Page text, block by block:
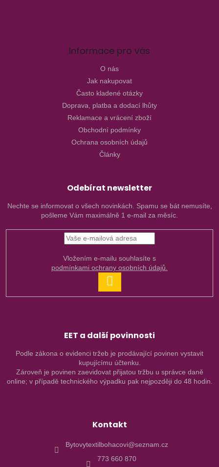
Informace pro vás
O nás
Jak nakupovat
Často kladené otázky
Doprava, platba a dodací lhůty
Reklamace a vrácení zboží
Obchodní podmínky
Ochrana osobních údajů
Články
Odebírat newsletter
Nechte se informovat o všech novinkách. Spamu se bát nemusíte,
pošleme Vám maximálně 1 e-mail za měsíc.
podmínkami ochrany osobních údajů.
SE
EET a další povinnosti
Podle zákona o evidenci tržeb je prodávající povinen vystavit
kupujícímu účtenku.
Zároveň je povinen zaevidovat přijatou tržbu u správce daně
online; v případě technického výpadku pak nejpozději do 48 hodin.
Kontakt
Bytovytextilbohacovi@seznam.cz
773 660 870